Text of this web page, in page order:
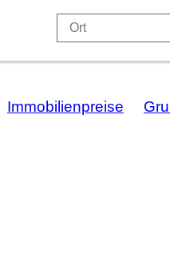
Immobilienpreise